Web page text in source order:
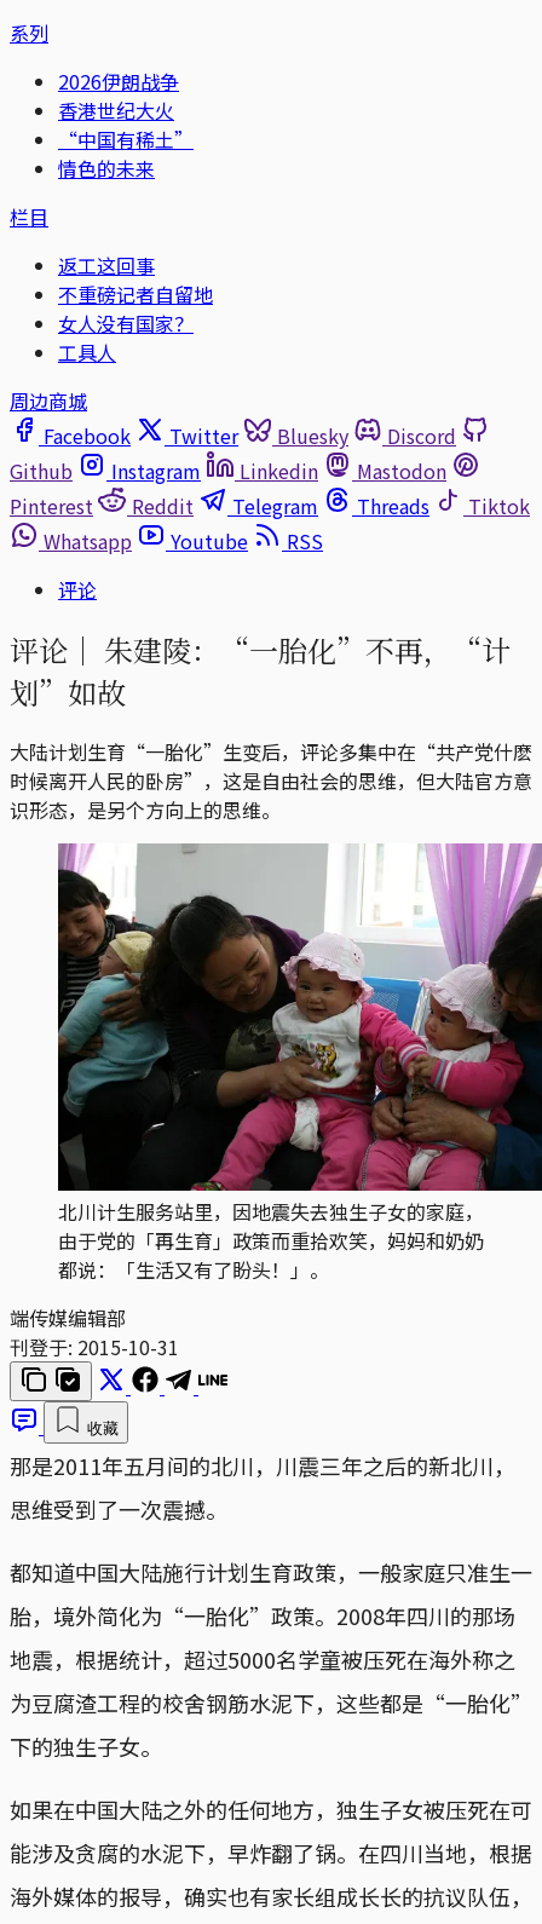
系列
2026伊朗战争
香港世纪大火
“中国有稀土”
情色的未来
栏目
返工这回事
不重磅记者自留地
女人没有国家？
工具人
周边商城
Facebook
Twitter Bluesky
Discord
Github
Instagram Linkedin
Mastodon
Pinterest
Reddit Telegram Threads
Tiktok
Whatsapp
Youtube
RSS
评论
评论｜ 朱建陵：“一胎化”不再，“计
划”如故
大陆计划生育“一胎化”生变后，评论多集中在“共产党什麽
时候离开人民的卧房”，这是自由社会的思维，但大陆官方意
识形态，是另个方向上的思维。
北川计生服务站里，因地震失去独生子女的家庭，
由于党的「再生育」政策而重拾欢笑，妈妈和奶奶
都说：「生活又有了盼头！」。
端传媒编辑部
刊登于: 2015-10-31
收藏
那是2011年五月间的北川，川震三年之后的新北川，
思维受到了一次震撼。
都知道中国大陆施行计划生育政策，一般家庭只准生一
胎，境外简化为“一胎化”政策。2008年四川的那场
地震，根据统计，超过5000名学童被压死在海外称之
为豆腐渣工程的校舍钢筋水泥下，这些都是“一胎化”
下的独生子女。
如果在中国大陆之外的任何地方，独生子女被压死在可
能涉及贪腐的水泥下，早炸翻了锅。在四川当地，根据
海外媒体的报导，确实也有家长组成长长的抗议队伍，